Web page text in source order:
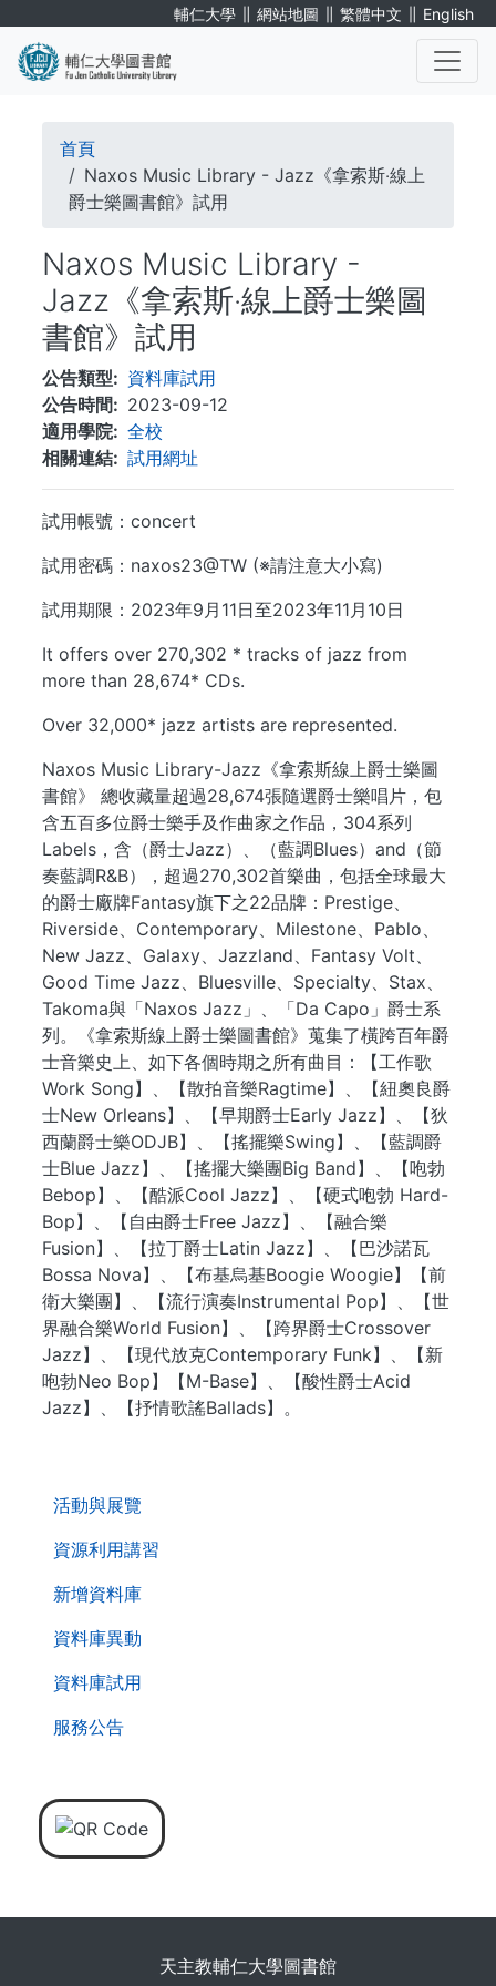
輔仁大學 ∥ 網站地圖 ∥ 繁體中文 ∥ English
活動與展覽
資源利用講習
新增資料庫
資料庫異動
資料庫試用
服務公告
導
航
結
首頁
Naxos Music Library - Jazz《拿索斯‧線上
爵士樂圖書館》試用
Naxos Music Library -
Jazz《拿索斯‧線上爵士樂圖
書館》試用
公告類型
資料庫試用
公告時間
2023-09-12
適用學院
全校
相關連結
試用網址
試用帳號：concert
試用密碼：naxos23@TW (※請注意大小寫)
試用期限：2023年9月11日至2023年11月10日
It offers over 270,302 * tracks of jazz from
more than 28,674* CDs.
Over 32,000* jazz artists are represented.
Naxos Music Library-Jazz《拿索斯線上爵士樂圖
書館》 總收藏量超過28,674張隨選爵士樂唱片，包
含五百多位爵士樂手及作曲家之作品，304系列
Labels，含（爵士Jazz）、（藍調Blues）and（節
奏藍調R&B），超過270,302首樂曲，包括全球最大
的爵士廠牌Fantasy旗下之22品牌：Prestige、
Riverside、Contemporary、Milestone、Pablo、
New Jazz、Galaxy、Jazzland、Fantasy Volt、
Good Time Jazz、Bluesville、Specialty、Stax、
Takoma與「Naxos Jazz」、「Da Capo」爵士系
列。《拿索斯線上爵士樂圖書館》蒐集了橫跨百年爵
士音樂史上、如下各個時期之所有曲目：【工作歌
Work Song】、【散拍音樂Ragtime】、【紐奧良爵
士New Orleans】、【早期爵士Early Jazz】、【狄
西蘭爵士樂ODJB】、【搖擺樂Swing】、【藍調爵
士Blue Jazz】、【搖擺大樂團Big Band】、【咆勃
Bebop】、【酷派Cool Jazz】、【硬式咆勃 Hard-
Bop】、【自由爵士Free Jazz】、【融合樂
Fusion】、【拉丁爵士Latin Jazz】、【巴沙諾瓦
Bossa Nova】、【布基烏基Boogie Woogie】【前
衛大樂團】、【流行演奏Instrumental Pop】、【世
界融合樂World Fusion】、【跨界爵士Crossover
Jazz】、【現代放克Contemporary Funk】、【新
咆勃Neo Bop】【M-Base】、【酸性爵士Acid
Jazz】、【抒情歌謠Ballads】。
天主教輔仁大學圖書館